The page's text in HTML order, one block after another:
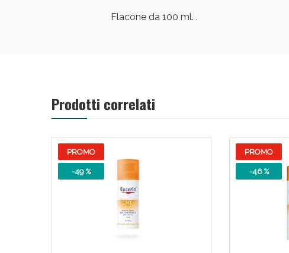
Flacone da 100 ml. .
Prodotti correlati
PROMO
-49 %
PROMO
-46 %